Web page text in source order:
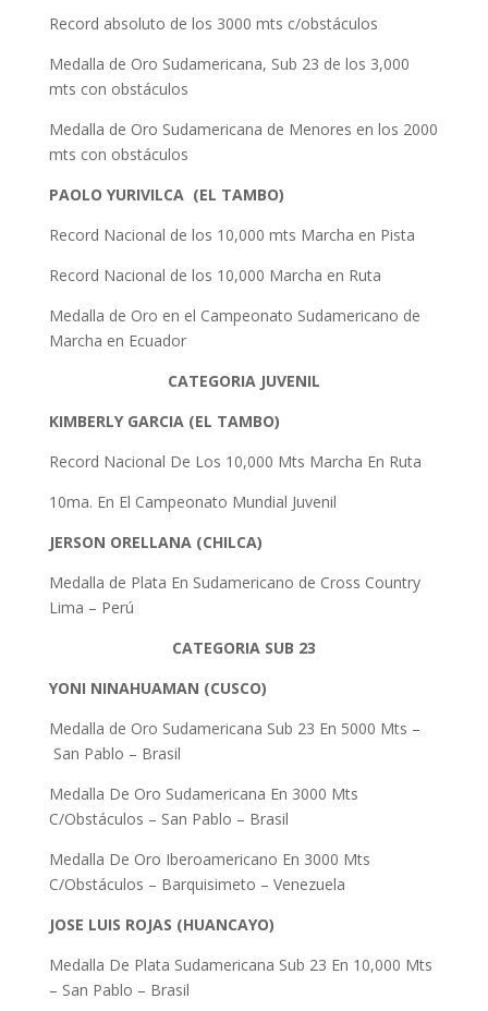
Record absoluto de los 3000 mts c/obstáculos
Medalla de Oro Sudamericana, Sub 23 de los 3,000
mts con obstáculos
Medalla de Oro Sudamericana de Menores en los 2000
mts con obstáculos
PAOLO YURIVILCA (EL TAMBO)
Record Nacional de los 10,000 mts Marcha en Pista
Record Nacional de los 10,000 Marcha en Ruta
Medalla de Oro en el Campeonato Sudamericano de
Marcha en Ecuador
CATEGORIA JUVENIL
KIMBERLY GARCIA (EL TAMBO)
Record Nacional De Los 10,000 Mts Marcha En Ruta
10ma. En El Campeonato Mundial Juvenil
JERSON ORELLANA (CHILCA)
Medalla de Plata En Sudamericano de Cross Country
Lima – Perú
CATEGORIA SUB 23
YONI NINAHUAMAN (CUSCO)
Medalla de Oro Sudamericana Sub 23 En 5000 Mts –
San Pablo – Brasil
Medalla De Oro Sudamericana En 3000 Mts
C/Obstáculos – San Pablo – Brasil
Medalla De Oro Iberoamericano En 3000 Mts
C/Obstáculos – Barquisimeto – Venezuela
JOSE LUIS ROJAS (HUANCAYO)
Medalla De Plata Sudamericana Sub 23 En 10,000 Mts
– San Pablo – Brasil